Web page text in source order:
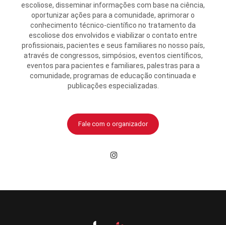
escoliose, disseminar informações com base na ciência,
oportunizar ações para a comunidade, aprimorar o
conhecimento técnico-científico no tratamento da
escoliose dos envolvidos e viabilizar o contato entre
profissionais, pacientes e seus familiares no nosso país,
através de congressos, simpósios, eventos científicos,
eventos para pacientes e familiares, palestras para a
comunidade, programas de educação continuada e
publicações especializadas.
Fale com o organizador